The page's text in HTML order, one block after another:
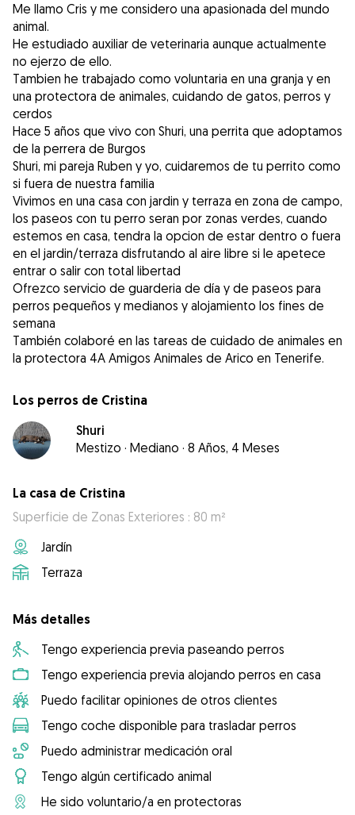
Me llamo Cris y me considero una apasionada del mundo
animal.
He estudiado auxiliar de veterinaria aunque actualmente
no ejerzo de ello.
Tambien he trabajado como voluntaria en una granja y en
una protectora de animales, cuidando de gatos, perros y
cerdos
Hace 5 años que vivo con Shuri, una perrita que adoptamos
de la perrera de Burgos
Shuri, mi pareja Ruben y yo, cuidaremos de tu perrito como
si fuera de nuestra familia
Vivimos en una casa con jardin y terraza en zona de campo,
los paseos con tu perro seran por zonas verdes, cuando
estemos en casa, tendra la opcion de estar dentro o fuera
en el jardin/terraza disfrutando al aire libre si le apetece
entrar o salir con total libertad
Ofrezco servicio de guarderia de día y de paseos para
perros pequeños y medianos y alojamiento los fines de
semana
También colaboré en las tareas de cuidado de animales en
la protectora 4A Amigos Animales de Arico en Tenerife.
Los perros de Cristina
Shuri
Mestizo · Mediano · 8 Años, 4 Meses
La casa de Cristina
Superficie de Zonas Exteriores : 80 m²
Jardín
Terraza
Más detalles
Tengo experiencia previa paseando perros
Tengo experiencia previa alojando perros en casa
Puedo facilitar opiniones de otros clientes
Tengo coche disponible para trasladar perros
Puedo administrar medicación oral
Tengo algún certificado animal
He sido voluntario/a en protectoras